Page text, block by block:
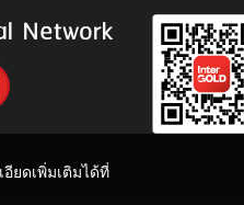
Network
ยดเพิ่มเติมได้ที่